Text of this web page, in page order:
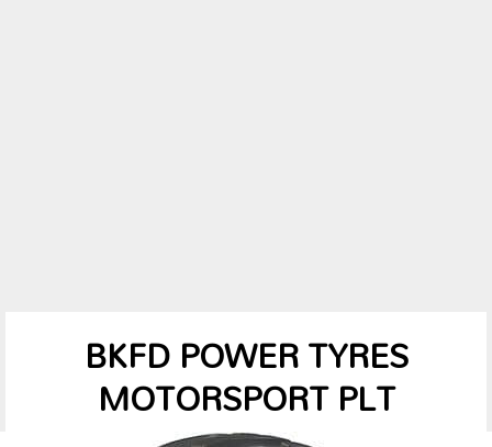
BKFD POWER TYRES
MOTORSPORT PLT